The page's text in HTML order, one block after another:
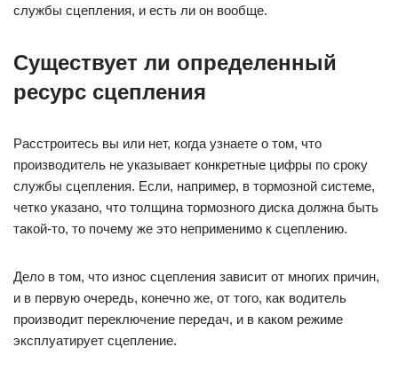
службы сцепления, и есть ли он вообще.
Существует ли определенный
ресурс сцепления
Расстроитесь вы или нет, когда узнаете о том, что
производитель не указывает конкретные цифры по сроку
службы сцепления. Если, например, в тормозной системе,
четко указано, что толщина тормозного диска должна быть
такой-то, то почему же это неприменимо к сцеплению.
Дело в том, что износ сцепления зависит от многих причин,
и в первую очередь, конечно же, от того, как водитель
производит переключение передач, и в каком режиме
эксплуатирует сцепление.